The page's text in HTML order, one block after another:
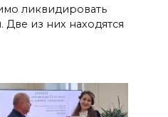
ликвидировать
Две из них находятся